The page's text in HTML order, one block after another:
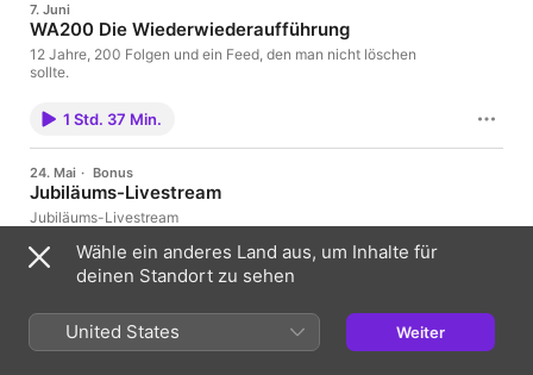
7. Juni
WA200 Die Wiederwiederaufführung
12 Jahre, 200 Folgen und ein Feed, den man nicht löschen
sollte.
1 Std. 37 Min.
24. Mai · Bonus
Jubiläums-Livestream
Jubiläums-Livestream
2 Min.
17. Mai
Die Kraniche ziehen
Wähle ein anderes Land aus, um Inhalte für
deinen Standort zu sehen
United States Weiter